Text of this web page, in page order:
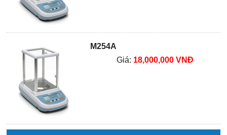
M254A
Giá: 18,000,000 VNĐ